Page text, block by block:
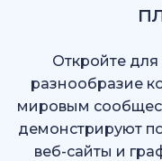
Откройте для
разнообразие
мировым
демонстрируют
веб-сайты и